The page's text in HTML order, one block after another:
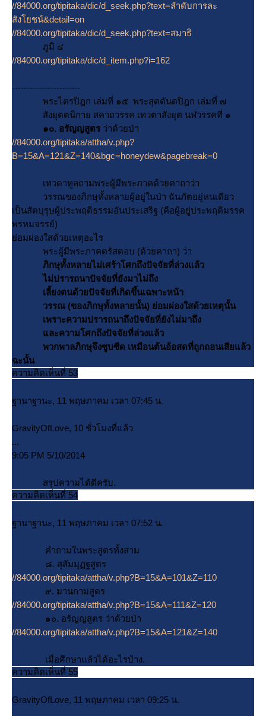
//84000.org/tipitaka/dic/d_seek.php?text=ลำดับการละ
สังโยชน์&detail=on
//84000.org/tipitaka/dic/d_seek.php?text=สมาธิ
ภูมิ ๔
//84000.org/tipitaka/dic/d_item.php?i=162
-----------------------
พระไตรปิฎก เล่มที่ ๑๕ พระสุตตันตปิฎก เล่มที่ ๗
สังยุตตนิกาย สคาถวรรค เทวตาสังยุต นฬวรรคที่ ๑
๑๐. อรัญญสูตร ว่าด้วยป่า
//84000.org/tipitaka/attha/v.php?
B=15&A=121&Z=140&bgc=honeydew&pagebreak=0
เทวดาทูลถามพระผู้มีพระภาคด้วยคาถาว่า
วรรณของภิกษุทั้งหลายผู้อยู่ในป่า ฉันภัตอยู่หนเดียว
เป็นสัตบุรุษผู้ประพฤติธรรมอันประเสริฐ (คือผู้อยู่ประพฤติมรรค
พรหมจรรย์)
่อมผ่องใสด้วยเหตุอะไร
พระผู้มีพระภาคตรัสตอบ (ด้วยคาถา) ว่า
ภิกษุทั้งหลายไม่เศร้าโศกถึงปัจจัยที่ล่วงแล้ว
ไม่ปรารถนาปัจจัยที่ยังมาไม่ถึง
เลี้ยงตนด้วยปัจจัยที่เกิดขึ้นเฉพาะหน้า
วรรณ (ของภิกษุทั้งหลายนั้น) ย่อมผ่องใสด้วยเหตุนั้น
เพราะความปรารถนาถึงปัจจัยที่ยังไม่มาถึง
ละความโศกถึงปัจจัยที่ล่วงแล้ว
พวกพาลภิกษุจึงซูบซีด เหมือนต้นอ้อสดที่ถูกถอนเสียแล้ว
ฉะนั้น
ความคิดเห็นที่ 53
ฐานาฐานะ, 11 พฤษภาคม เวลา 07:45 น.
GravityOfLove, 10 ชั่วโมงที่แล้ว
...
9:05 PM 5/10/2014
สรุปความได้ดีครับ.
ความคิดเห็นที่ 54
ฐานาฐานะ, 11 พฤษภาคม เวลา 07:52 น.
คำถามในพระสูตรทั้งสาม
๘. สุสัมมุฏฐสูตร
//84000.org/tipitaka/attha/v.php?B=15&A=101&Z=110
๙. มานกามสูตร
//84000.org/tipitaka/attha/v.php?B=15&A=111&Z=120
๑๐. อรัญญสูตร ว่าด้วยป่า
//84000.org/tipitaka/attha/v.php?B=15&A=121&Z=140
เมื่อศึกษาแล้วได้อะไรบ้าง.
ความคิดเห็นที่ 55
GravityOfLove, 11 พฤษภาคม เวลา 09:25 น.